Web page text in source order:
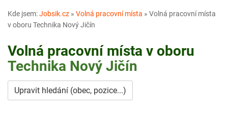
Kde jsem:Jobsik.cz » Volná pracovní místa » Volná pracovní místa
v oboru Technika Nový Jičín
Volná pracovní místa v oboru
Technika Nový Jičín
Upravit hledání (obec, pozice...)